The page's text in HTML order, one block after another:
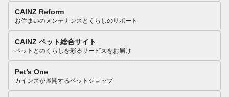
CAINZ Reform
お住まいのメンテナンスとくらしのサポート
CAINZ ペット総合サイト
ペットとのくらしを彩るサービスをお届け
Pet’s One
カインズが展開するペットショップ